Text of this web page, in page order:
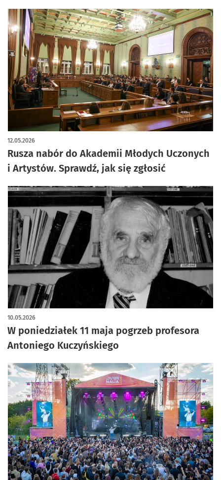
Rusza nabór do Akademii Młodych Uczonych
i Artystów. Sprawdź, jak się zgłosić
12.05.2026
W poniedziałek 11 maja pogrzeb profesora
Antoniego Kuczyńskiego
10.05.2026